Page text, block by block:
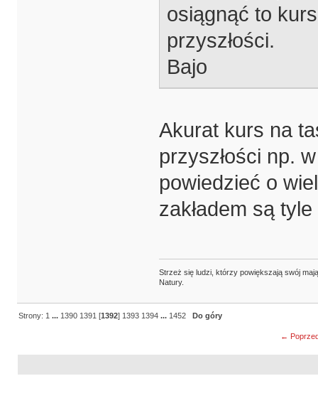
osiągnąć to
przyszłości.
Bajo
Akurat kurs na
przyszłości np.
powiedzieć o
zakładem są
Strzeż się ludzi, którzy powiększają swój
Natury.
Strony: 1 ... 1390 1391 [1392] 1393 1394 ... 1452 Do góry
←